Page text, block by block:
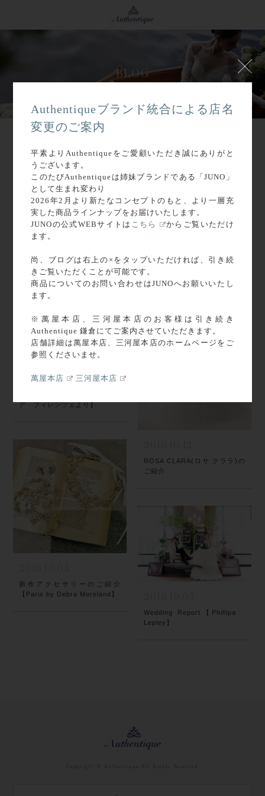
BLOG
2016.10
Authentiqueブランド統合による店名
変更のご案内
平素よりAuthentiqueをご愛顧いただき誠にありがと
うございます。
このたびAuthentiqueは姉妹ブランドである「JUNO」
として生まれ変わり
2026年2月より新たなコンセプトのもと、より一層充
実した商品ラインナップをお届けいたします。
JUNOの公式WEBサイトは こちら
からご覧いただけ
ます。
尚、ブログは右上の×をタップいただければ、引き続
きご覧いただくことが可能です。
商品についてのお問い合わせはJUNOへお願いいたし
ます。
※萬屋本店、三河屋本店のお客様は引き続き
Authentique 鎌倉にてご案内させていただきます。
店舗詳細は萬屋本店、三河屋本店のホームページをご
参照くださいませ。
萬屋本店 三河屋本店
2016.10.17
ア フィレンツェより】
ROSA CLARA(ロサ クララ)の
ご紹介
新作アクセサリーのご紹介
【Paris by Debra Moreland】
Wedding Report【Phillipa
Lepley】